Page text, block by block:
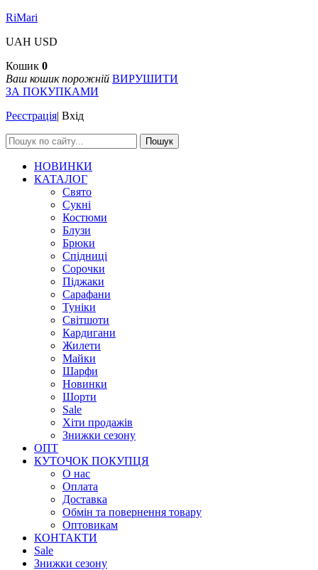
RiMari
UAH USD
Кошик 0
Ваш кошик порожній ВИРУШИТИ
ЗА ПОКУПКАМИ
Реєстрація| Вхід
Пошук
НОВИНКИ
КАТАЛОГ
Свято
Сукні
Костюми
Блузи
Брюки
Спідниці
Сорочки
Піджаки
Сарафани
Туніки
Світшоти
Кардигани
Жилети
Майки
Шарфи
Новинки
Шорти
Sale
Хіти продажів
Знижки сезону
ОПТ
КУТОЧОК ПОКУПЦЯ
О нас
Оплата
Доставка
Обмін та повернення товару
Оптовикам
КОНТАКТИ
Sale
Знижки сезону